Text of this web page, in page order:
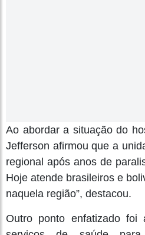
Ao abordar a situação do
Jefferson afirmou que a
regional após anos de
Hoje atende brasileiros e
naquela região”, destacou.
Outro ponto enfatizado foi